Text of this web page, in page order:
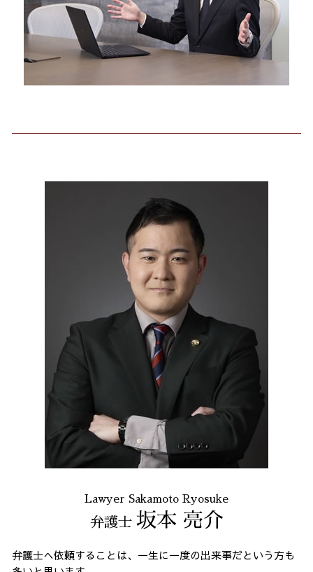
Lawyer Sakamoto Ryosuke
弁護士 坂本 亮介
弁護士へ依頼することは、一生に一度の出来事だという方も